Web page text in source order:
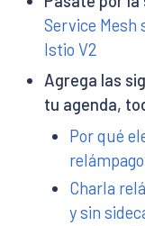
Service Mesh
Istio V2
Agrega las
tu agenda,
Por qué
Charla
y sin